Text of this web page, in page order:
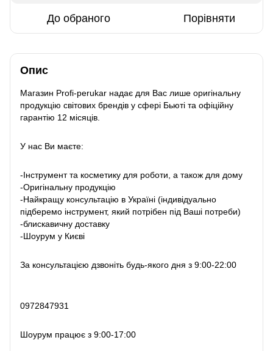
До обраного Порівняти
Опис
Магазин Profi-perukar надає для Вас лише оригінальну
продукцію світових брендів у сфері Бьюті та офіційну
гарантію 12 місяців.
У нас Ви маєте:
-Інструмент та косметику для роботи, а також для дому
-Оригінальну продукцію
-Найкращу консультацію в Україні (індивідуально
підберемо інструмент, який потрібен під Ваші потреби)
-блискавичну доставку
-Шоурум у Києві
За консультацією дзвоніть будь-якого дня з 9:00-22:00
0972847931
Шоурум працює з 9:00-17:00